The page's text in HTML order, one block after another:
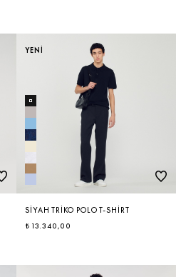
YENİ
SIYAH TRIKO POLO T-SHIRT
₺ 13.340,00